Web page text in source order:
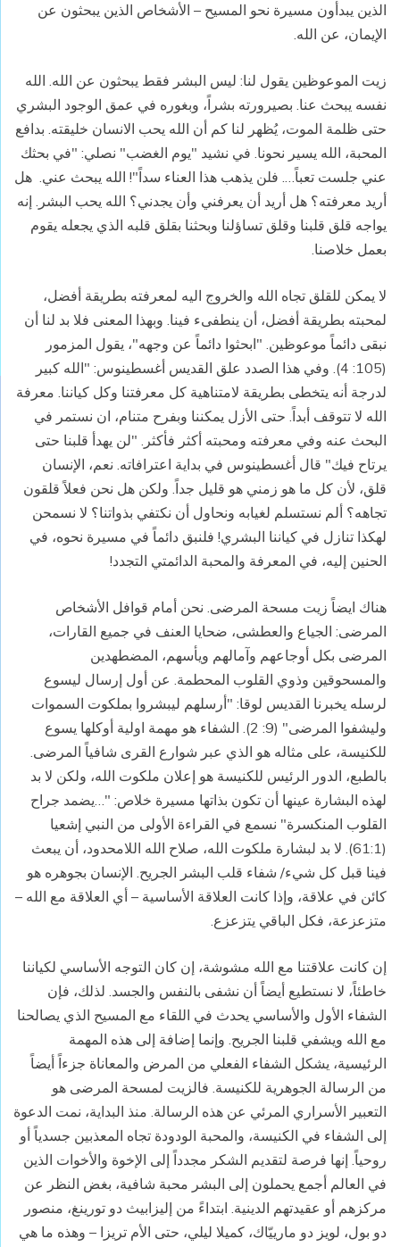
الذين يبدأون مسيرة نحو المسيح – الأشخاص الذين يبحثون عن
الإيمان، عن الله.
زيت الموعوظين يقول لنا: ليس البشر فقط يبحثون عن الله. الله
نفسه يبحث عنا. بصيرورته بشراً، وبغوره في عمق الوجود البشري
حتى ظلمة الموت، يُظهر لنا كم أن الله يحب الانسان خليقته. بدافع
المحبة، الله يسير نحونا. في نشيد "يوم الغضب" نصلي: "في بحثك
عني جلست تعباً…. فلن يذهب هذا العناء سداً"! الله يبحث عني. هل
أريد معرفته؟ هل أريد أن يعرفني وأن يجدني؟ الله يحب البشر. إنه
يواجه قلق قلبنا وقلق تساؤلنا وبحثنا بقلق قلبه الذي يجعله يقوم
بعمل خلاصنا.
لا يمكن للقلق تجاه الله والخروج اليه لمعرفته بطريقة أفضل،
لمحبته بطريقة أفضل، أن ينطفىء فينا. وبهذا المعنى فلا بد لنا أن
نبقى دائماً موعوظين. "ابحثوا دائماً عن وجهه"، يقول المزمور
(105: 4). وفي هذا الصدد علق القديس أغسطينوس: "الله كبير
لدرجة أنه يتخطى بطريقة لامتناهية كل معرفتنا وكل كياننا. معرفة
الله لا تتوقف أبداً. حتى الأزل يمكننا وبفرح متنام، ان نستمر في
البحث عنه وفي معرفته ومحبته أكثر فأكثر. "لن يهدأ قلبنا حتى
يرتاح فيك" قال أغسطينوس في بداية اعترافاته. نعم، الإنسان
قلق، لأن كل ما هو زمني هو قليل جداً. ولكن هل نحن فعلاً قلقون
تجاهه؟ ألم نستسلم لغيابه ونحاول أن نكتفي بذواتنا؟ لا نسمحن
لهكذا تنازل في كياننا البشري! فلنبق دائماً في مسيرة نحوه، في
الحنين إليه، في المعرفة والمحبة الدائمتي التجدد!
هناك ايضاً زيت مسحة المرضى. نحن أمام قوافل الأشخاص
المرضى: الجياع والعطشى، ضحايا العنف في جميع القارات،
المرضى بكل أوجاعهم وآمالهم ويأسهم، المضطهدين
والمسحوقين وذوي القلوب المحطمة. عن أول إرسال ليسوع
لرسله يخبرنا القديس لوقا: "أرسلهم ليبشروا بملكوت السموات
وليشفوا المرضى" (9: 2). الشفاء هو مهمة اولية أوكلها يسوع
للكنيسة، على مثاله هو الذي عبر شوارع القرى شافياً المرضى.
بالطبع، الدور الرئيس للكنيسة هو إعلان ملكوت الله، ولكن لا بد
لهذه البشارة عينها أن تكون بذاتها مسيرة خلاص: "…يضمد جراح
القلوب المنكسرة" نسمع في القراءة الأولى من النبي إشعيا
(61:1). لا بد لبشارة ملكوت الله، صلاح الله اللامحدود، أن يبعث
فينا قبل كل شيء/ شفاء قلب البشر الجريح. الإنسان بجوهره هو
كائن في علاقة، وإذا كانت العلاقة الأساسية – أي العلاقة مع الله –
متزعزعة، فكل الباقي يتزعزع.
إن كانت علاقتنا مع الله مشوشة، إن كان التوجه الأساسي لكياننا
خاطئاً، لا نستطيع أيضاً أن نشفى بالنفس والجسد. لذلك، فإن
الشفاء الأول والأساسي يحدث في اللقاء مع المسيح الذي يصالحنا
مع الله ويشفي قلبنا الجريح. وإنما إضافة إلى هذه المهمة
الرئيسية، يشكل الشفاء الفعلي من المرض والمعاناة جزءاً أيضاً
من الرسالة الجوهرية للكنيسة. فالزيت لمسحة المرضى هو
التعبير الأسراري المرئي عن هذه الرسالة. منذ البداية، نمت الدعوة
إلى الشفاء في الكنيسة، والمحبة الودودة تجاه المعذبين جسدياً أو
روحياً. إنها فرصة لتقديم الشكر مجدداً إلى الإخوة والأخوات الذين
في العالم أجمع يحملون إلى البشر محبة شافية، بغض النظر عن
مركزهم أو عقيدتهم الدينية. ابتداءً من إليزابيث دو تورينغ، منصور
دو بول، لويز دو مارييّاك، كميلا ليلي، حتى الأم تريزا – وهذه ما هي